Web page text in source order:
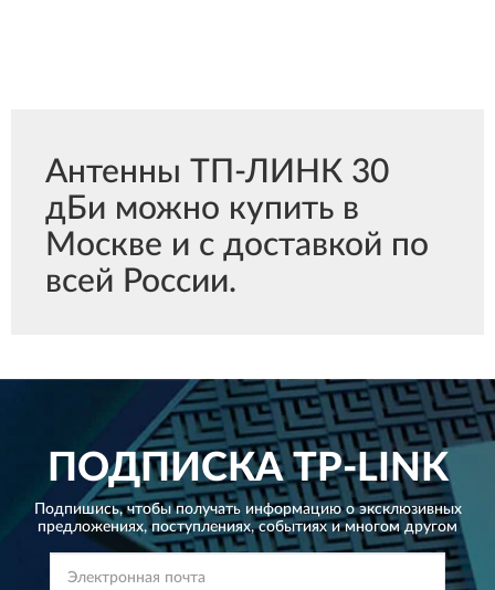
Антенны ТП-ЛИНК 30
дБи можно купить в
Москве и с доставкой по
всей России.
ПОДПИСКАTP-LINK
Подпишись, чтобы получать информацию о эксклюзивных
предложениях,поступлениях, событиях и многом другом